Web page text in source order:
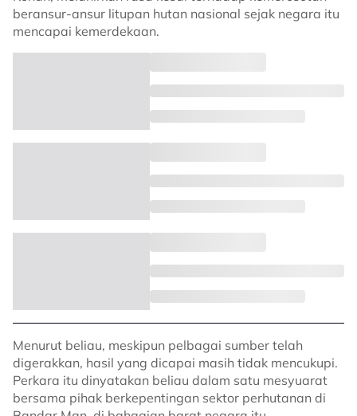
beransur-ansur litupan hutan nasional sejak negara itu
mencapai kemerdekaan.
Menurut beliau, meskipun pelbagai sumber telah
digerakkan, hasil yang dicapai masih tidak mencukupi.
Perkara itu dinyatakan beliau dalam satu mesyuarat
bersama pihak berkepentingan sektor perhutanan di